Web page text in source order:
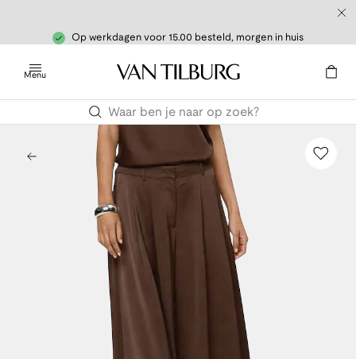
Op werkdagen voor 15.00 besteld, morgen in huis
Menu